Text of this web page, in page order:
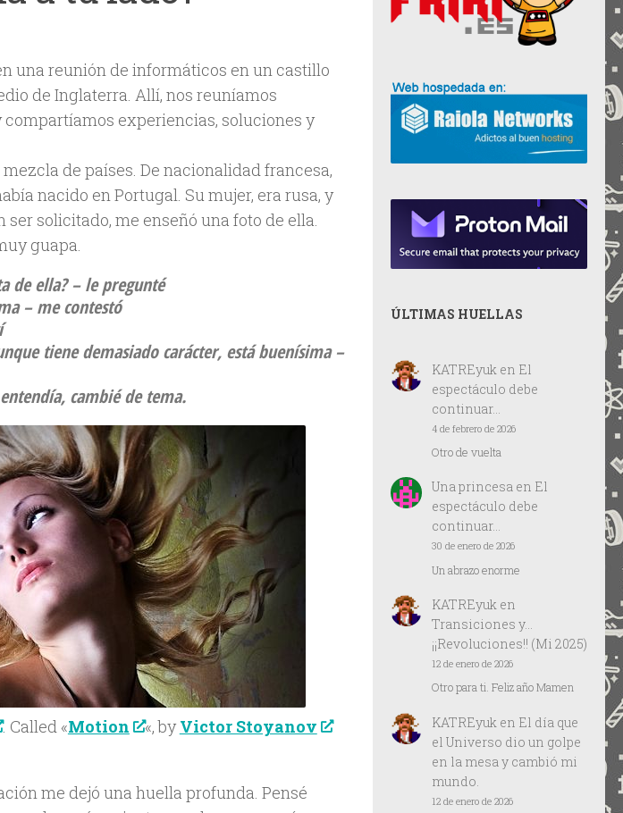
una reunión de informáticos en un castillo
de Inglaterra. Allí, nos reuníamos
experiencias, soluciones y
de países. De nacionalidad francesa,
nacido en Portugal. Su mujer, era rusa, y
solicitado, me enseñó una foto de ella.
guapa.
de ella?– le pregunté
– me contestó
tiene demasiado carácter, está buenísima–
cambié de tema.
. Called «Motion «, byVictor Stoyanov
me dejó una huella profunda. Pensé
ÚLTIMAS HUELLAS
KATREyuk en El
espectáculo debe
continuar…
4 de febrero de 2026
Otro de vuelta
Una princesaen El
espectáculo debe
continuar…
30 de enero de 2026
Un abrazo enorme
KATREyuken
Transiciones y…
¡¡Revoluciones!! (Mi 2025)
12 de enero de 2026
Otro para ti. Feliz año Mamen
KATREyuk en El día que
el Universo dio un golpe
en la mesa y cambió mi
mundo.
12 de enero de 2026